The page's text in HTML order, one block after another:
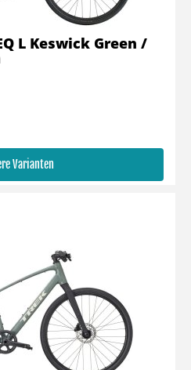
Varianten
L Keswick Green /